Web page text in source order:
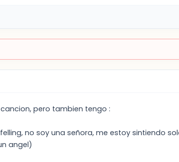
pero tambien tengo :
no soy una señora, me estoy sintiendo
angel)